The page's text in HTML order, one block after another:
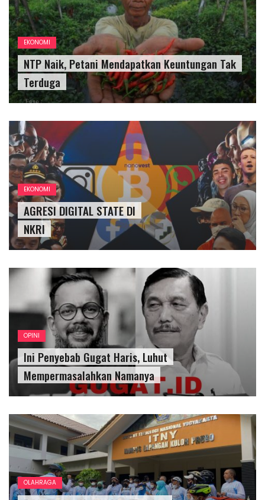
EKONOMI
NTP Naik, Petani Mendapatkan Keuntungan Tak
Terduga
EKONOMI
AGRESI DIGITAL STATE DI
NKRI
OPINI
Ini Penyebab Gugat Haris, Luhut
Mempermasalahkan Namanya
OLAHRAGA